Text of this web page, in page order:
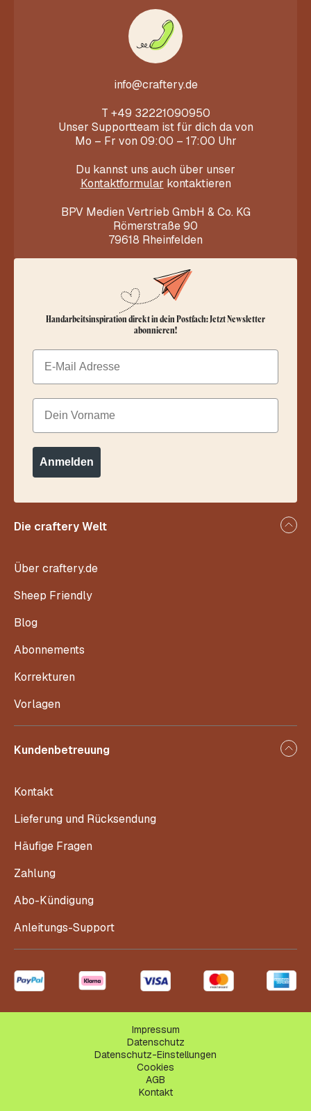
info@craftery.de
T +49 32221090950
Unser Supportteam ist für dich da von
Mo – Fr von 09:00 – 17:00 Uhr
Du kannst uns auch über unser
Kontaktformular kontaktieren
BPV Medien Vertrieb GmbH & Co. KG
Römerstraße 90
79618 Rheinfelden
Die craftery Welt
Über craftery.de
Sheep Friendly
Blog
Abonnements
Korrekturen
Vorlagen
Kundenbetreuung
Kontakt
Lieferung und Rücksendung
Häufige Fragen
Zahlung
Abo-Kündigung
Anleitungs-Support
Handarbeitsinspiration direkt in dein Postfach: Jetzt Newsletter
abonnieren!
Email
Dein Vorname
Anmelden
Impressum
Datenschutz
Datenschutz-Einstellungen
Cookies
AGB
Kontakt